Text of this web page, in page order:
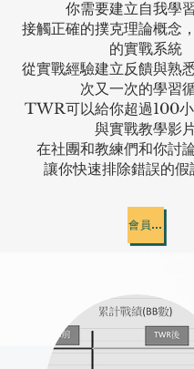
你需要建立自我學
接觸正確的撲克理論概念
的實戰系統
從實戰經驗建立反饋與熟
次又一次的學習
TWR可以給你超過100
與實戰教學影
在社團和教練們和你討
讓你快速排除錯誤的假
會員方案